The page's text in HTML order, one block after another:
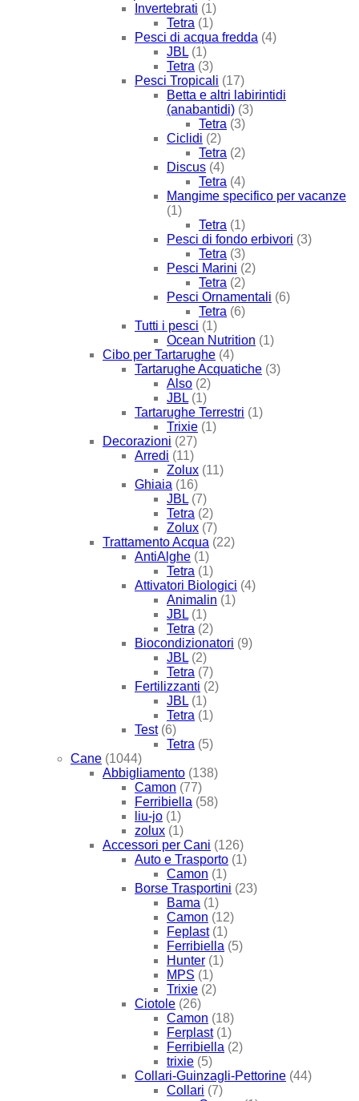
Invertebrati (1)
Tetra (1)
Pesci di acqua fredda (4)
JBL (1)
Tetra (3)
Pesci Tropicali (17)
Betta e altri labirintidi
(anabantidi) (3)
Tetra (3)
Ciclidi (2)
Tetra (2)
Discus (4)
Tetra (4)
Mangime specifico per vacanze
(1)
Tetra (1)
Pesci di fondo erbivori (3)
Tetra (3)
Pesci Marini (2)
Tetra (2)
Pesci Ornamentali (6)
Tetra (6)
Tutti i pesci (1)
Ocean Nutrition (1)
Cibo per Tartarughe (4)
Tartarughe Acquatiche (3)
Also (2)
JBL (1)
Tartarughe Terrestri (1)
Trixie (1)
Decorazioni (27)
Arredi (11)
Zolux (11)
Ghiaia (16)
JBL (7)
Tetra (2)
Zolux (7)
Trattamento Acqua (22)
AntiAlghe (1)
Tetra (1)
Attivatori Biologici (4)
Animalin (1)
JBL (1)
Tetra (2)
Biocondizionatori (9)
JBL (2)
Tetra (7)
Fertilizzanti (2)
JBL (1)
Tetra (1)
Test (6)
Tetra (5)
Cane (1044)
Abbigliamento (138)
Camon (77)
Ferribiella (58)
liu-jo (1)
zolux (1)
Accessori per Cani (126)
Auto e Trasporto (1)
Camon (1)
Borse Trasportini (23)
Bama (1)
Camon (12)
Feplast (1)
Ferribiella (5)
Hunter (1)
MPS (1)
Trixie (2)
Ciotole (26)
Camon (18)
Ferplast (1)
Ferribiella (2)
trixie (5)
Collari-Guinzagli-Pettorine (44)
Collari (7)